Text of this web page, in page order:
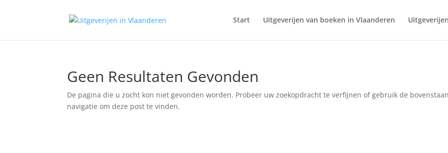
Start Uitgeverijen van boeken in Vlaanderen
Geen Resultaten Gevonden
De pagina die u zocht kon niet gevonden worden. Probeer uw zoekopdracht te verfijnen of gebruik de
navigatie om deze post te vinden.